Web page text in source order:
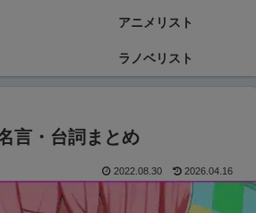
アニメリスト
ラノベリスト
言・台詞まとめ
2022.08.30 2026.04.16
言・台詞をまとめていきます。